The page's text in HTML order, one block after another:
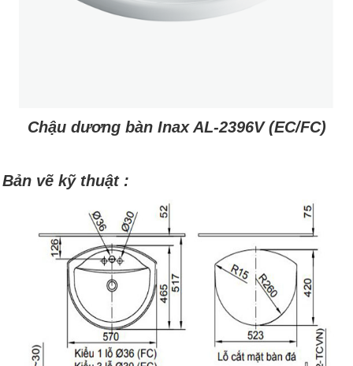
Chậu dương bàn Inax AL-2396V (EC/FC)
Bản vẽ kỹ thuật :